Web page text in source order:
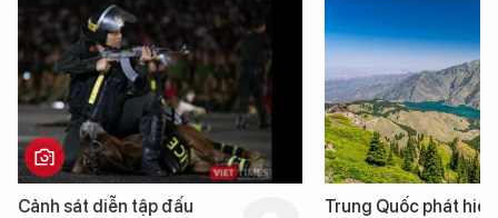
Trung Quốc phát hiện “mỏ
Loạt dự án bất động